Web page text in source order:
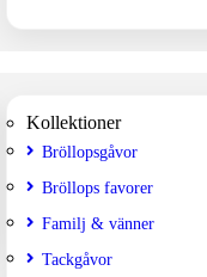
Kollektioner
Bröllopsgåvor
Bröllops favorer
Familj & vänner
Tackgåvor